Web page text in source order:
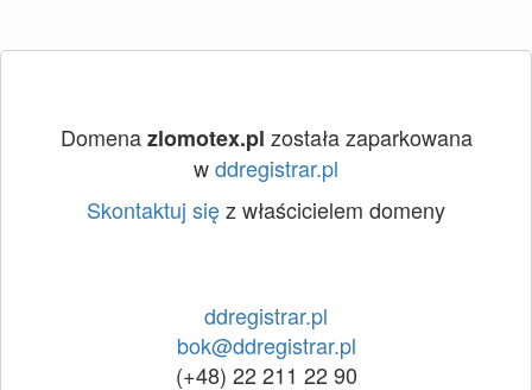
Domenazlomotex.pl została zaparkowana
wddregistrar.pl
Skontaktuj sięz właścicielem domeny
ddregistrar.pl
bok@ddregistrar.pl
(+48) 22 211 22 90